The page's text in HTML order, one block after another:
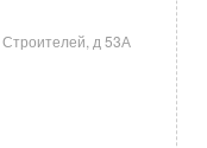
Строителей, д 53А